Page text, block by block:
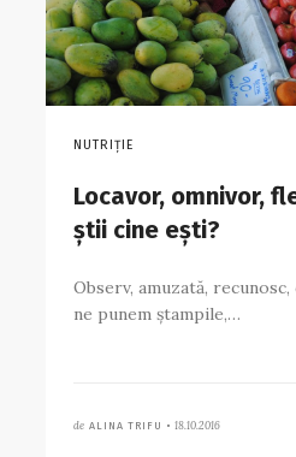
NUTRIȚIE
Locavor, omnivor,
știi cine ești?
Observ, amuzată,
ne punem ștampile,…
de ALINA TRIFU • 18.10.2016